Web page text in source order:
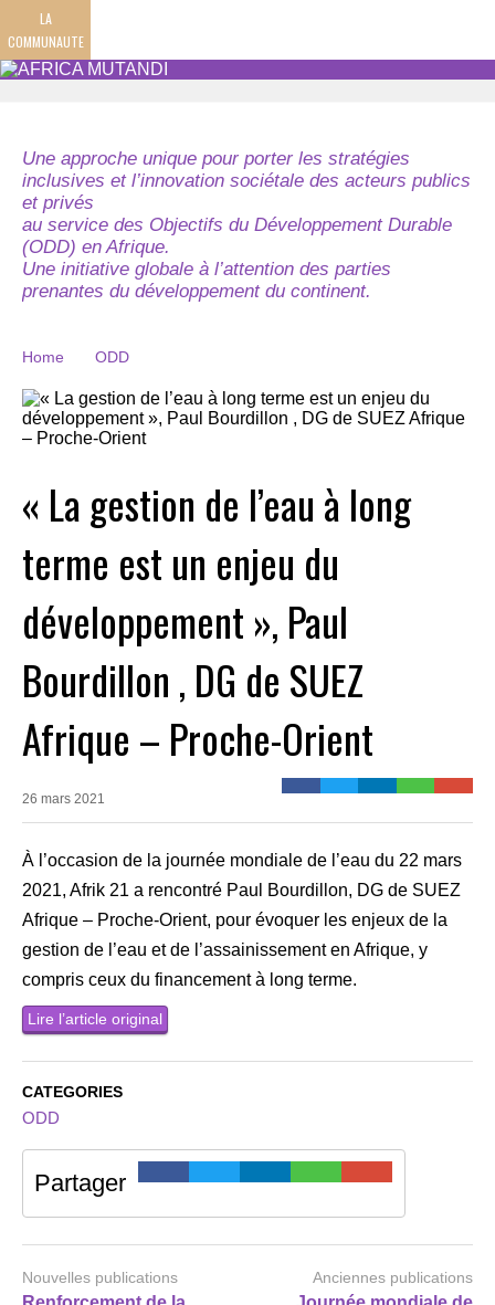
LA
COMMUNAUTE
Une approche unique pour porter les stratégies
inclusives et l’innovation sociétale des acteurs publics
et privés
au service des Objectifs du Développement Durable
(ODD) en Afrique.
Une initiative globale à l’attention des parties
prenantes du développement du continent.
Home ODD
« La gestion de l’eau à long
terme est un enjeu du
développement », Paul
Bourdillon , DG de SUEZ
Afrique – Proche-Orient
26 mars 2021
À l’occasion de la journée mondiale de l’eau du 22 mars
2021, Afrik 21 a rencontré Paul Bourdillon, DG de SUEZ
Afrique – Proche-Orient, pour évoquer les enjeux de la
gestion de l’eau et de l’assainissement en Afrique, y
compris ceux du financement à long terme.
Lire l’article original
CATEGORIES
ODD
Partager
Nouvelles publications Anciennes publications